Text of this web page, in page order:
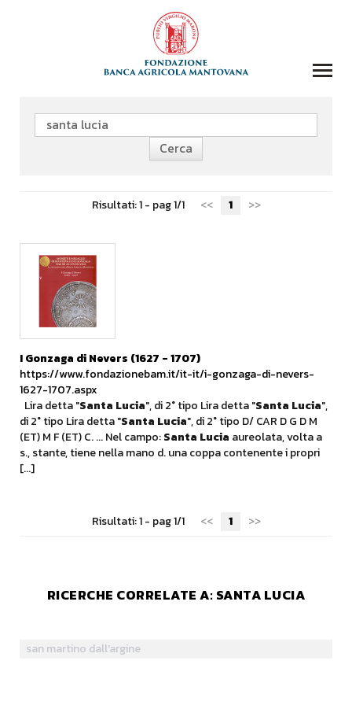
COLLEZIONI
BIBLIOTECA
COMUNICAZIONE
DONAZIONI
CONTATTI
CERCA
Risultati: 1 - pag 1/1 << 1 >>
I Gonzaga di Nevers (1627 - 1707)
https://www.fondazionebam.it/it-it/i-gonzaga-di-nevers-
1627-1707.aspx
Lira detta "Santa Lucia", di 2° tipo Lira detta "Santa Lucia",
di 2° tipo Lira detta "Santa Lucia", di 2° tipo D/ CAR D G D M
(ET) M F (ET) C. ... Nel campo:Santa Lucia aureolata, volta a
s., stante, tiene nella mano d. una coppa contenente i propri
[...]
Risultati: 1 - pag 1/1 << 1 >>
RICERCHE CORRELATE A: SANTA LUCIA
san martino dall'argine